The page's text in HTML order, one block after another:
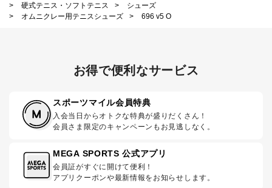
>
硬式テニス・ソフトテニス >
シューズ
>
オムニクレー用テニスシューズ > 696 v5 O
お得で便利なサービス
スポーツマイル会員特典
入会当日からオトクな特典が盛りだくさん！
会員さま限定のキャンペーンもお見逃しなく。
MEGA SPORTS 公式アプリ
会員証がすぐに開けて便利！
アプリクーポンや最新情報をお知らせします。